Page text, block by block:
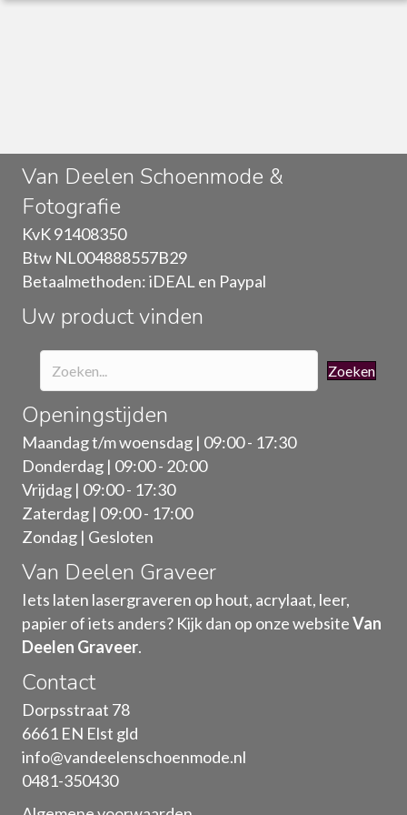
de
Van Deelen Schoenmode &
Fotografie
KvK 91408350
Btw NL004888557B29
Betaalmethoden: iDEAL en Paypal
Uw product vinden
Zoeken
Openingstijden
Maandag t/m woensdag | 09:00 - 17:30
Donderdag | 09:00 - 20:00
Vrijdag | 09:00 - 17:30
Zaterdag | 09:00 - 17:00
Zondag | Gesloten
Van Deelen Graveer
Iets laten lasergraveren op hout, acrylaat, leer,
papier of iets anders? Kijk dan op onze websiteVan
Deelen Graveer.
Contact
Dorpsstraat 78
6661 EN Elst gld
info@vandeelenschoenmode.nl
0481-350430